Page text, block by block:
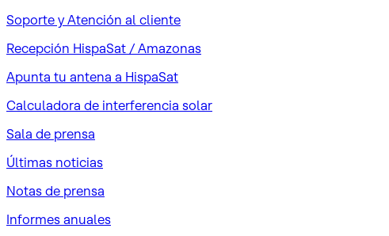
Soporte y Atención al cliente
Recepción HispaSat / Amazonas
Apunta tu antena a HispaSat
Calculadora de interferencia solar
Sala de prensa
Últimas noticias
Notas de prensa
Informes anuales